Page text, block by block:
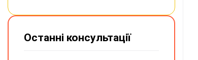
Останні консультації